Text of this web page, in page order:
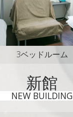
3ベッドルーム
新館
NEW BUILDING